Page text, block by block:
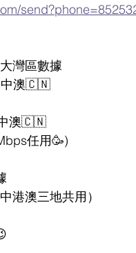
灣區數據
中澳🇨🇳
中澳🇨🇳
任用🥳)
港澳三地共用）